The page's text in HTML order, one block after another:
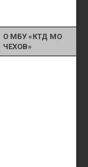
О МБУ «КТД МО
ЧЕХОВ»